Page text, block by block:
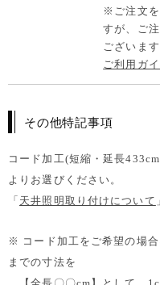
※ご注文を
すが、ご
ございま
ご利用ガ
その他特記事項
コード加工(短縮・延長
よりお選びください。
「 天井照明取り付けについて
※ コード加工をご希望の場
までの寸法を